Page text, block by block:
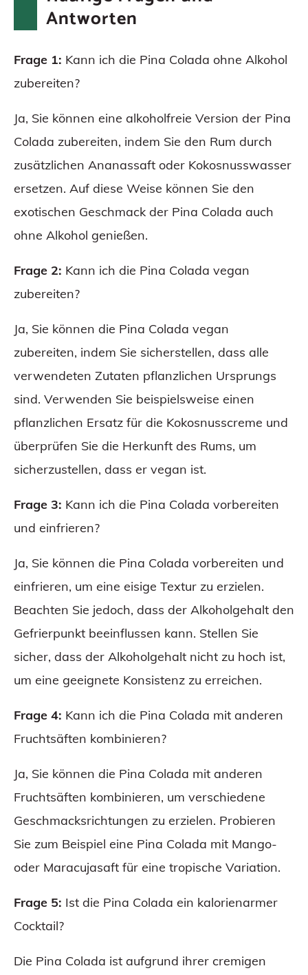
Antworten
Frage 1: Kann ich die Pina Colada ohne Alkohol
zubereiten?
Ja, Sie können eine alkoholfreie Version der Pina
Colada zubereiten, indem Sie den Rum durch
zusätzlichen Ananassaft oder Kokosnusswasser
ersetzen. Auf diese Weise können Sie den
exotischen Geschmack der Pina Colada auch
ohne Alkohol genießen.
Frage 2: Kann ich die Pina Colada vegan
zubereiten?
Ja, Sie können die Pina Colada vegan
zubereiten, indem Sie sicherstellen, dass alle
verwendeten Zutaten pflanzlichen Ursprungs
sind. Verwenden Sie beispielsweise einen
pflanzlichen Ersatz für die Kokosnusscreme und
überprüfen Sie die Herkunft des Rums, um
sicherzustellen, dass er vegan ist.
Frage 3: Kann ich die Pina Colada vorbereiten
und einfrieren?
Ja, Sie können die Pina Colada vorbereiten und
einfrieren, um eine eisige Textur zu erzielen.
Beachten Sie jedoch, dass der Alkoholgehalt den
Gefrierpunkt beeinflussen kann. Stellen Sie
sicher, dass der Alkoholgehalt nicht zu hoch ist,
um eine geeignete Konsistenz zu erreichen.
Frage 4: Kann ich die Pina Colada mit anderen
Fruchtsäften kombinieren?
Ja, Sie können die Pina Colada mit anderen
Fruchtsäften kombinieren, um verschiedene
Geschmacksrichtungen zu erzielen. Probieren
Sie zum Beispiel eine Pina Colada mit Mango-
oder Maracujasaft für eine tropische Variation.
Frage 5: Ist die Pina Colada ein kalorienarmer
Cocktail?
Die Pina Colada ist aufgrund ihrer cremigen